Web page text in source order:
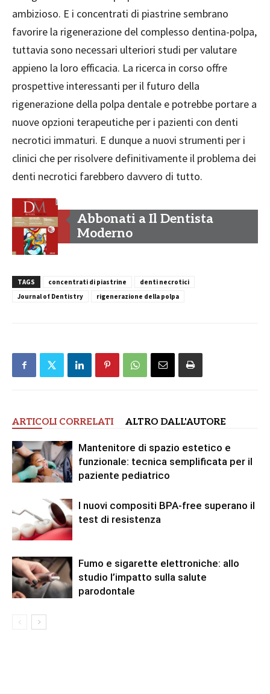
ambizioso. E i concentrati di piastrine sembrano
favorire la rigenerazione del complesso dentina-polpa,
tuttavia sono necessari ulteriori studi per valutare
appieno la loro efficacia. La ricerca in corso offre
prospettive interessanti per il futuro della
rigenerazione della polpa dentale e potrebbe portare a
nuove opzioni terapeutiche per i pazienti con denti
necrotici immaturi. E dunque a nuovi strumenti per i
clinici che per risolvere definitivamente il problema dei
denti necrotici farebbero davvero di tutto.
Abbonati a Il Dentista
Moderno
TAGS concentrati di piastrine
denti necrotici
Journal of Dentistry
rigenerazione della polpa
ARTICOLI CORRELATI ALTRO DALL'AUTORE
Mantenitore di spazio estetico e
funzionale: tecnica semplificata per il
paziente pediatrico
I nuovi compositi BPA-free superano il
test di resistenza
Fumo e sigarette elettroniche: allo
studio l’impatto sulla salute
parodontale